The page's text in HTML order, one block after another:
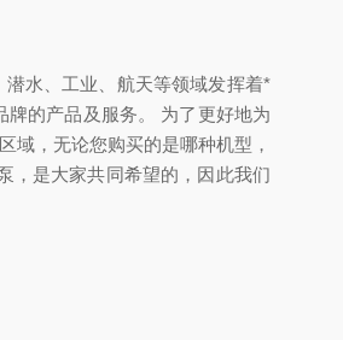
水、工业、航天等领域发挥着*
的产品及服务。 为了更好地为
域，无论您购买的是哪种机型，
，是大家共同希望的，因此我们